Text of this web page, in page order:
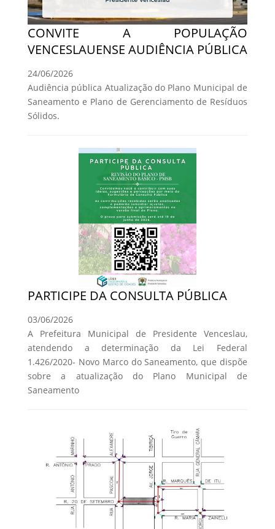
CONVITE A POPULAÇÃO
VENCESLAUENSE AUDIÊNCIA PÚBLICA
24/06/2026
Audiência pública Atualização do Plano Municipal de
Saneamento e Plano de Gerenciamento de Resíduos
Sólidos.
PARTICIPE DA CONSULTA PÚBLICA
03/06/2026
A Prefeitura Municipal de Presidente Venceslau,
atendendo a determinação da Lei Federal
1.426/2020- Novo Marco do Saneamento, que dispõe
sobre a atualização do Plano Municipal de
Saneamento